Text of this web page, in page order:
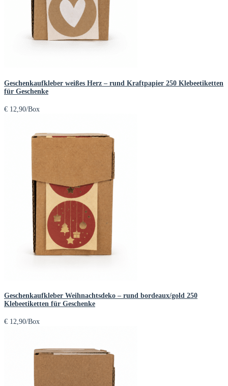
Geschenkaufkleber weißes Herz – rund Kraftpapier 250 Klebeetiketten
für Geschenke
€ 12,90/Box
Geschenkaufkleber Weihnachtsdeko – rund bordeaux/gold 250
Klebeetiketten für Geschenke
€ 12,90/Box